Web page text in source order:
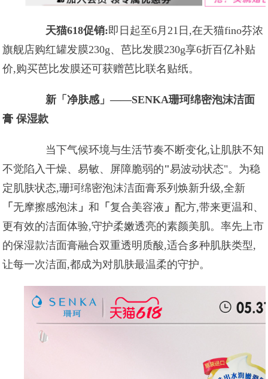
天猫618促销:即日起至6月21日,在天猫fino芬浓
旗舰店购红罐发膜230g、芭比发膜230g享6折百亿补贴
价,购买芭比发膜还可获赠芭比联名贴纸。
新「净肤感」——SENKA珊珂绵密泡沫洁面
膏 保湿款
当下气候环境与生活节奏不断变化,让肌肤不知
不觉陷入干燥、易敏、屏障脆弱的"易波动状态"。为稳
定肌肤状态,珊珂绵密泡沫洁面膏系列焕新升级,全新
「 无摩擦感泡沫 」和 「复合美容液 」配方,带来更温和、
更有效的洁面体验,守护柔嫩透亮的素颜美肌。率先上市
的保湿款洁面膏融合双重透明质酸,适合多种肌肤类型,
让每一次洁面,都成为对肌肤最温柔的守护。